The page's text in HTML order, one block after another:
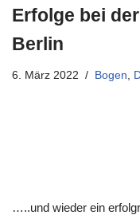
Erfolge bei
Berlin
6. März 2022 Bogen,
…..und wieder ein